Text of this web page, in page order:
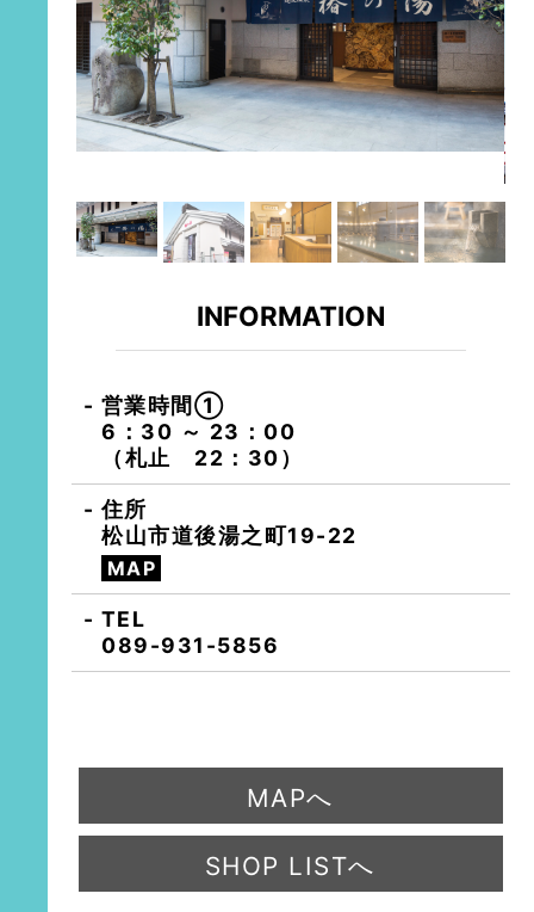
INFORMATION
営業時間①
6：30 ～ 23：00
（札止 22：30）
住所
松山市道後湯之町19-22
MAP
TEL
089-931-5856
MAPへ
SHOP LISTへ